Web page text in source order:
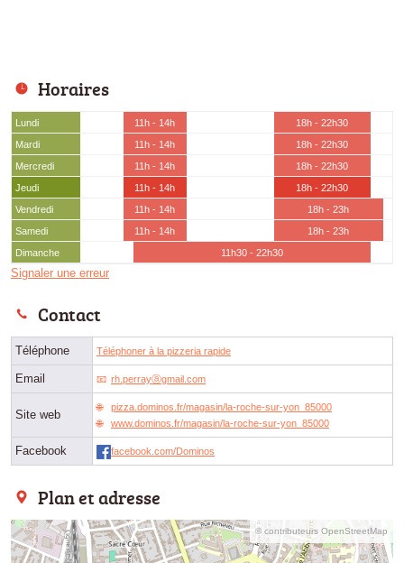
Horaires
Lundi 11h - 14h
18h - 22h30
Mardi
11h - 14h
18h - 22h30
Mercredi
11h - 14h
18h - 22h30
Jeudi
11h - 14h
18h - 22h30
Vendredi
11h - 14h
18h - 23h
Samedi
11h - 14h
18h - 23h
Dimanche
11h30 - 22h30
Signaler une erreur
Contact
Téléphone Téléphoner à la pizzeria rapide
Email rh.perrayⓐgmail.com
Site web
pizza.dominos.fr/magasin/la-roche-sur-yon_85000
www.dominos.fr/magasin/la-roche-sur-yon_85000
Facebook facebook.com/Dominos
Plan et adresse
© contributeurs OpenStreetMap